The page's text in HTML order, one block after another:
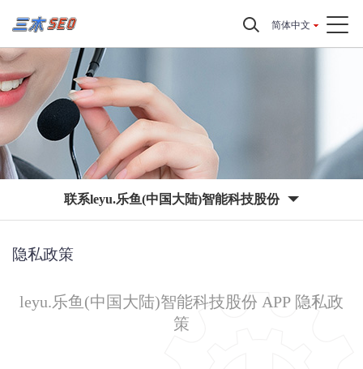
简体中文
联系leyu.乐鱼(中国大陆)智能科技股份
隐私政策
leyu.乐鱼(中国大陆)智能科技股份 APP 隐私政
策